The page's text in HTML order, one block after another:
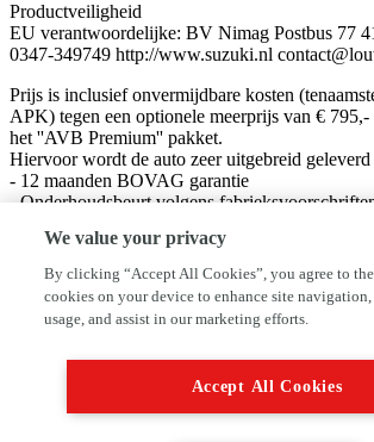
Productveiligheid
EU verantwoordelijke: BV Nimag Postbus 77
0347-349749 http://www.suzuki.nl
Prijs is inclusief onvermijdbare kosten
APK) tegen een optionele meerprijs van €
het ''AVB Premium'' pakket.
Hiervoor wordt de auto zeer uitgebreid
- 12 maanden BOVAG garantie
- Onderhoudsbeurt volgens
meegaan óf tot de volgende onderhoudsbeurt,
het eerste bereikt wordt).
- Nieuwe APK / minimaal 1 jaar.
- Wassen / Poetsen.
- Half volle tank brandstof en in geval van
Meer informatie en veelgestelde vragen kijk op:
www.versteegbuurman.com/rijklaar
We value your privacy
By clicking “Accept All Cookies”, you agree to
cookies on your device to enhance site
usage, and assist in our marketing efforts.
Accept All Cookies